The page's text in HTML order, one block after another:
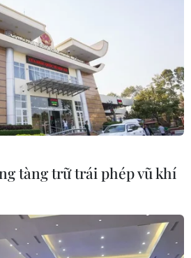
đỉnh G7 thảo luận một
cầu
Giải trừ vũ khí hạt nhân; ủng
tác với TQ; phản đối vũ lực
Đông; xây quy định quốc tế về
ép kinh tế..
tàng trữ trái phép vũ khí